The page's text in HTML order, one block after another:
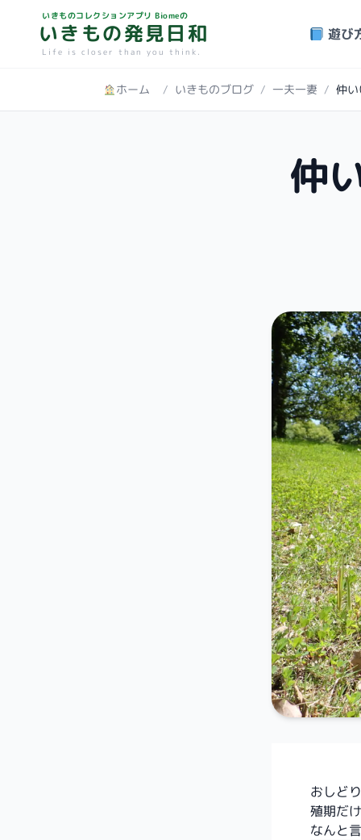
いきものコレクションアプリ Biomeの
いきもの発見日和
Life is closer than you think.
遊び
ホーム / いきものブログ / 一夫一妻 / 仲
仲
おしど
殖期だ
なんと